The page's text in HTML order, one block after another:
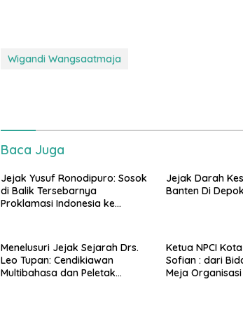
Wigandi Wangsaatmaja
Baca Juga
Jejak Yusuf Ronodipuro: Sosok
di Balik Tersebarnya
Proklamasi Indonesia ke
Jejak Darah
Banten Di Depok
Menelusuri Jejak Sejarah Drs.
Leo Tupan: Cendikiawan
Multibahasa dan Peletak
Ketua NPCI
Sofian : dari
Meja Organisasi